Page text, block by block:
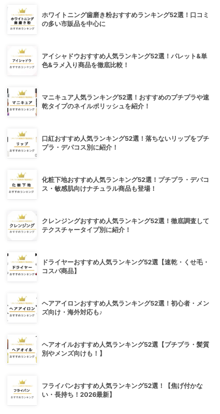
ホワイトニング歯磨き粉おすすめランキング52選！口コミ
の多い市販品を中心に
アイシャドウおすすめ人気ランキング52選！パレット&単
色&ラメ入り商品を徹底比較！
マニキュア人気ランキング52選！おすすめのプチプラや速
乾タイプのネイルポリッシュを紹介！
口紅おすすめ人気ランキング52選！落ちないリップをプチ
プラ・デパコス別に紹介！
化粧下地おすすめ人気ランキング52選！プチプラ・デパコ
ス・敏感肌向けナチュラル商品も登場！
クレンジングおすすめ人気ランキング52選！徹底調査して
テクスチャータイプ別に紹介！
ドライヤーおすすめ人気ランキング52選【速乾・くせ毛・
コスパ商品】
ヘアアイロンおすすめ人気ランキング52選！初心者・メン
ズ向け・海外対応も♪
ヘアオイルおすすめ人気ランキング52選【プチプラ・髪質
別やメンズ向けも！】
フライパンおすすめ人気ランキング52選！【焦げ付かな
い・長持ち！2026最新】